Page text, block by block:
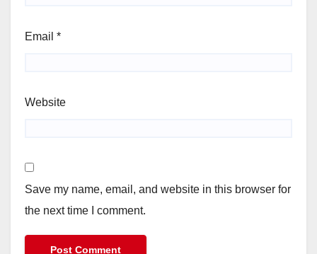
Email *
Website
Save my name, email, and website in this browser for
the next time I comment.